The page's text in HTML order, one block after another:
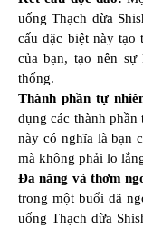
uống Thạch dừa
cấu đặc biệt này tạo
của bạn, tạo nên
thống.
Thành phần tự
dụng các thành
này có nghĩa là bạn
mà không phải lo
Đa năng và thơm
trong một buổi dã
uống Thạch dừa